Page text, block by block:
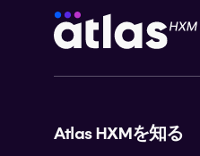
Atlas HXMを知る